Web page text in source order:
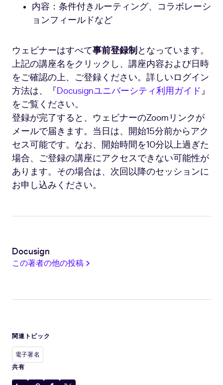
内容：条件付きルーティング、コラボレーシ
ョンフィールドなど
ウェビナーはすべて事前登録制となっています。
上記の講座名をクリックし、講座内容および日時
をご確認の上、ご登録ください。詳しいログイン
方法は、『Docusignユニバーシティ利用ガイド』
をご覧ください。
登録が完了すると、ウェビナーのZoomリンクが
メールで届きます。当日は、開始15分前からアク
セス可能です。なお、開始時間を10分以上過ぎた
場合、ご登録の講座にアクセスできない可能性が
あります。その場合は、次回以降のセッションに
お申し込みください。
Docusign
この著者の他の投稿
関連トピック
電子署名
共有